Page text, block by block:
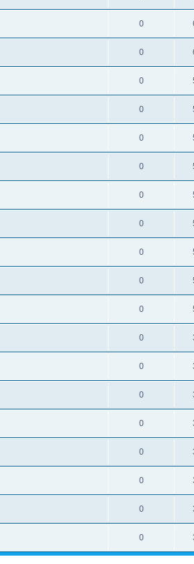
0
0
0
0
0
0
0
0
0
0
0
0
0
0
0
0
0
0
0